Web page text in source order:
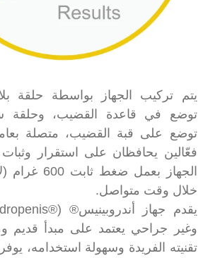
يتم تركيب الجهاز بواسطة حلقة
توضع في قاعدة القضيب، وحلقة
توضع على قبة القضيب، متصلة
فعّالين يحافظان على استقرار
الجهاز بعمل
خلال وقت متواصل.
وغير جراحي يعتمد على مبدأ
تقنيته الفريدة وسهولة استخدامه،